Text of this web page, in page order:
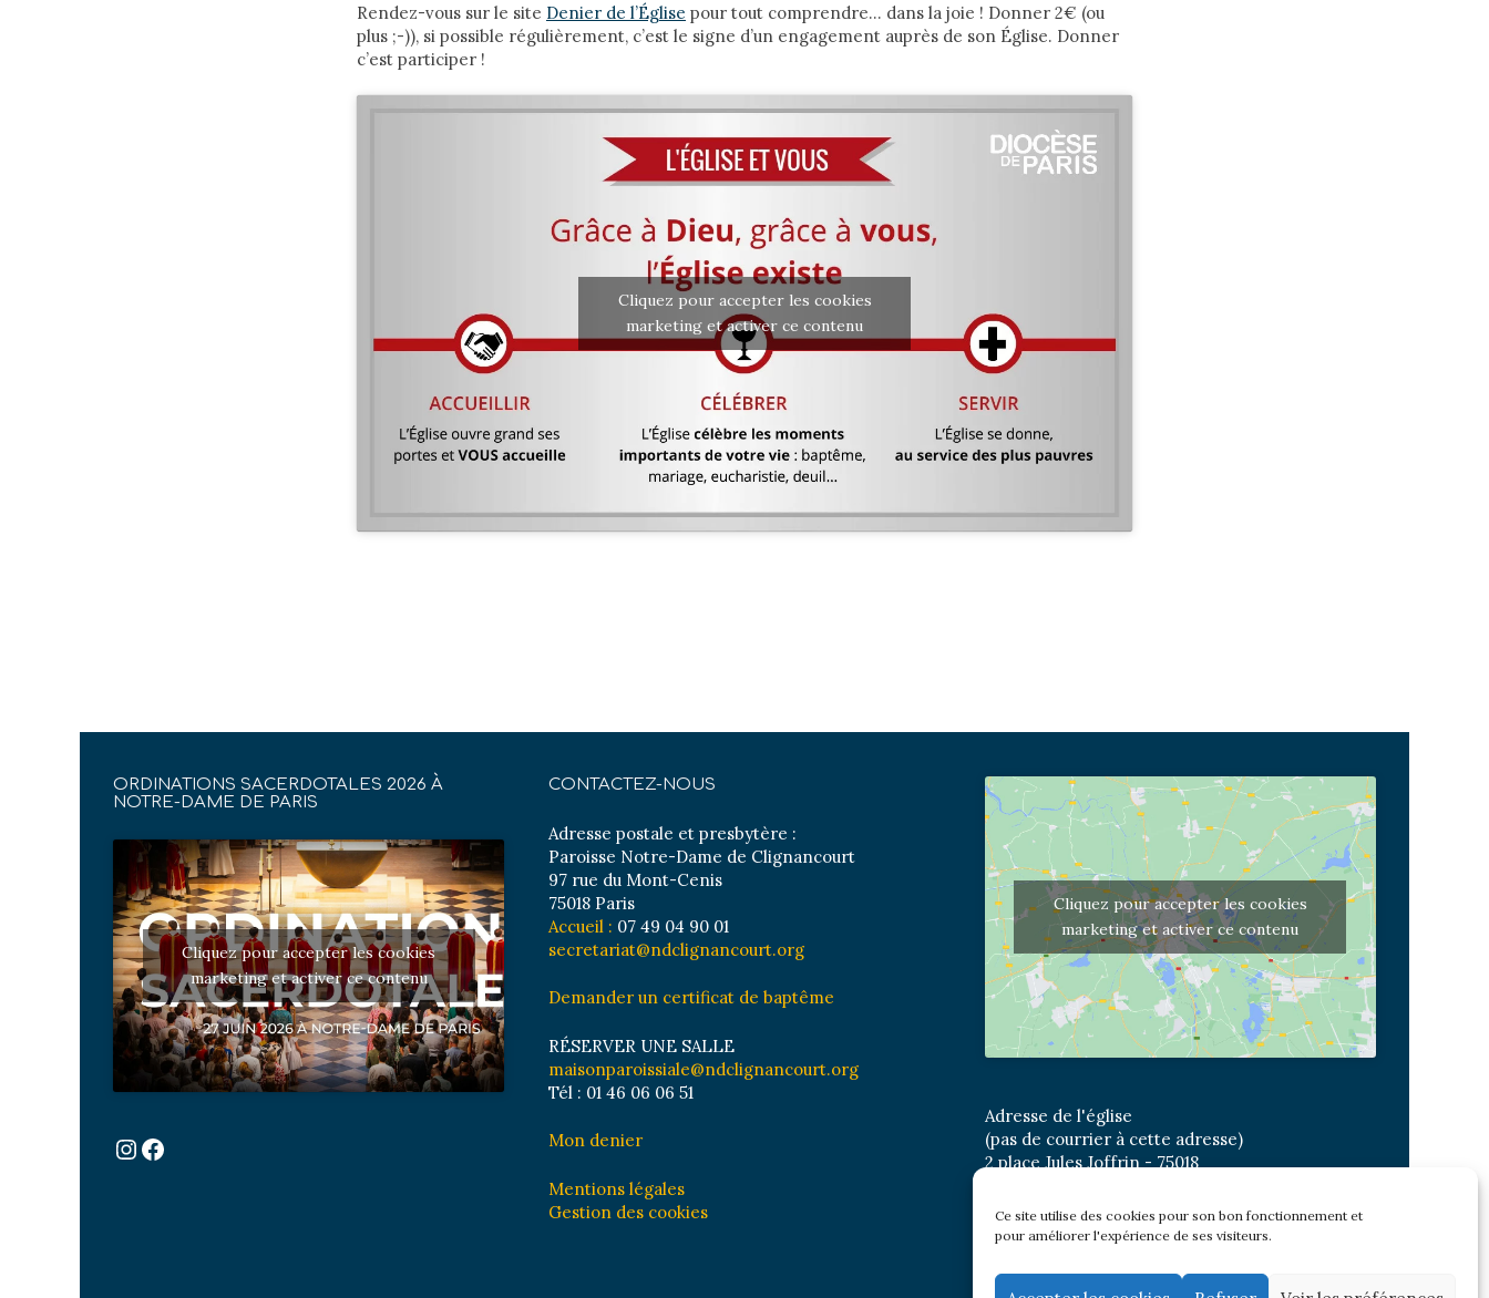
Ce site utilise des cookies pour son bon fonctionnement et
pour améliorer l'expérience de ses visiteurs.
Rendez-vous sur le site Denier de l’Église pour tout comprendre… dans la joie ! Donner 2€ (ou
plus ;-)), si possible régulièrement, c’est le signe d’un engagement auprès de son Église. Donner
c’est participer !
Cliquez pour accepter les cookies
marketing et activer ce contenu
ORDINATIONS SACERDOTALES 2026 À
NOTRE-DAME DE PARIS
Cliquez pour accepter les cookies
marketing et activer ce contenu
Instagram
Facebook
CONTACTEZ-NOUS
Adresse postale et presbytère :
Paroisse Notre-Dame de Clignancourt
97 rue du Mont-Cenis
75018 Paris
Accueil : 07 49 04 90 01
secretariat@ndclignancourt.org
Demander un certificat de baptême
RÉSERVER UNE SALLE
maisonparoissiale@ndclignancourt.org
Tél : 01 46 06 06 51
Mon denier
Mentions légales
Gestion des cookies
Cliquez pour accepter les cookies
marketing et activer ce contenu
Adresse de l'église
(pas de courrier à cette adresse)
2 place Jules Joffrin - 75018
Bus : Mairie du XVIII
Newsletter